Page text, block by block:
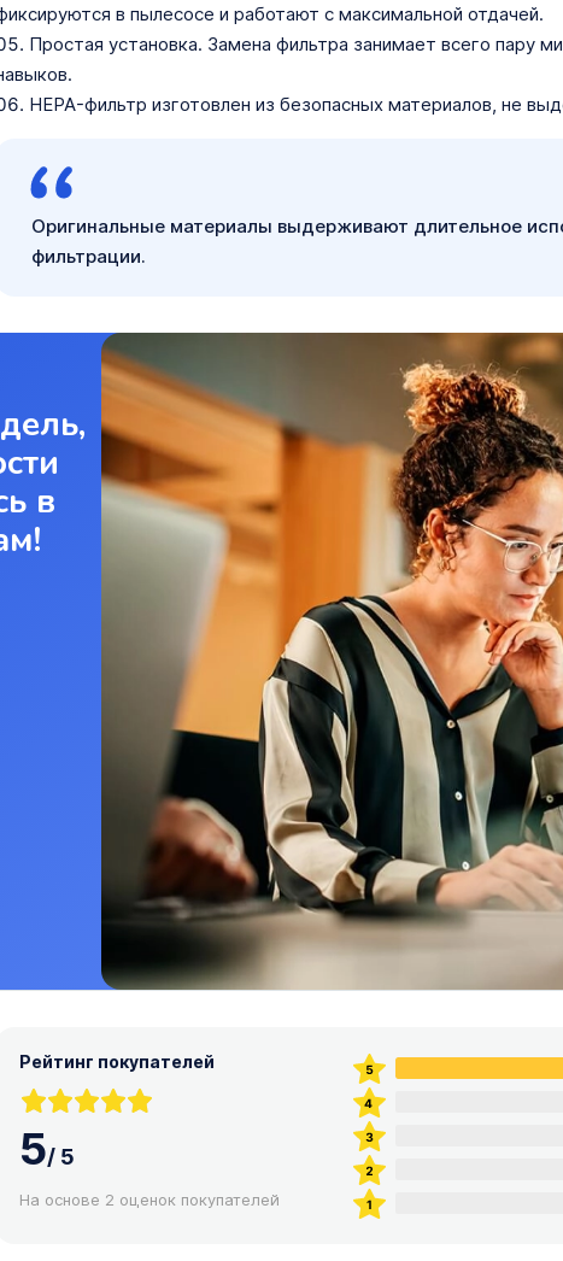
в пылесосе и работают с максимальной отдачей.
Простая установка. Замена фильтра занимает всего пару
HEPA-фильтр изготовлен из безопасных материалов, не
Оригинальные материалы выдерживают длительное
фильтрации.
в
Рейтинг покупателей
5/5
На основе 2 оценок покупателей